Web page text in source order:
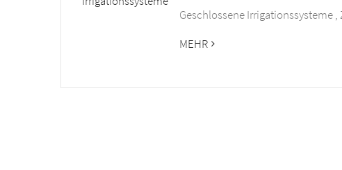
Geschlossene Irrigationssysteme
MEHR